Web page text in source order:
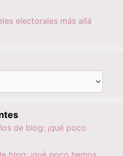
electorales más allá
de blog: ¡qué poco